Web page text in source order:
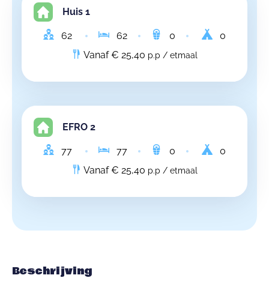
Huis 1
62 62 0
0
Vanaf € 25,40 p.p / etmaal
EFRO 2
77 77 0
0
Vanaf € 25,40 p.p / etmaal
Beschrijving